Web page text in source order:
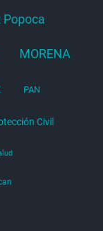
Popoca
MORENA
PAN
Civil